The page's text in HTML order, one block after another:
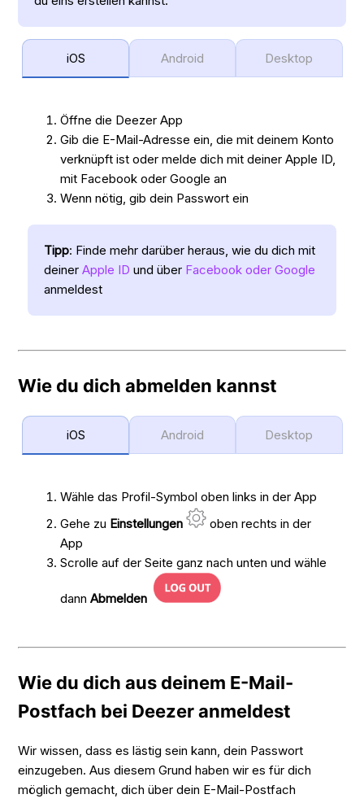
iOS Android Desktop
Öffne die Deezer App
Gib die E-Mail-Adresse ein, die mit deinem Konto
verknüpft ist oder melde dich mit deiner Apple ID,
mit Facebook oder Google an
Wenn nötig, gib dein Passwort ein
Tipp: Finde mehr darüber heraus, wie du dich mit
deinerApple ID und über Facebook oder Google
anmeldest
Wie du dich abmelden kannst
iOS Android Desktop
Wähle das Profil-Symbol oben links in der App
Gehe zu Einstellungen
oben rechts in der
App
Scrolle auf der Seite ganz nach unten und wähle
dannAbmelden
Wie du dich aus deinem E-Mail-
Postfach bei Deezer anmeldest
Wir wissen, dass es lästig sein kann, dein Passwort
einzugeben. Aus diesem Grund haben wir es für dich
möglich gemacht, dich über dein E-Mail-Postfach